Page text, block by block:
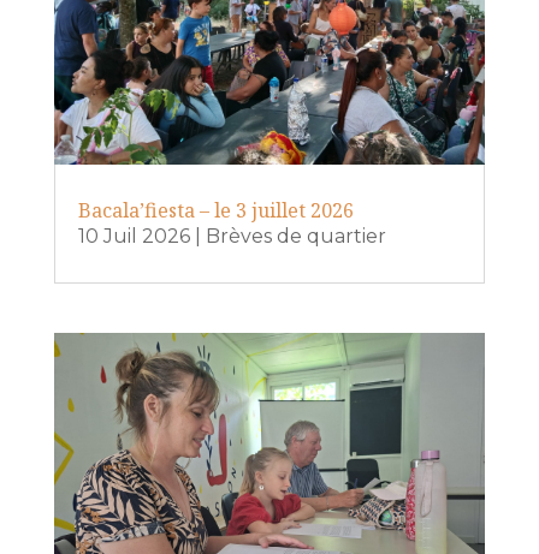
Bacala’fiesta – le 3 juillet 2026
10 Juil 2026| Brèves de quartier